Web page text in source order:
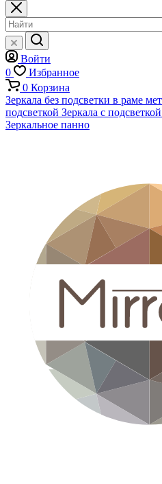
Войти
0
Избранное
0 Корзина
Зеркала без подсветки в раме
подсветкой Зеркала с
Зеркальное панно